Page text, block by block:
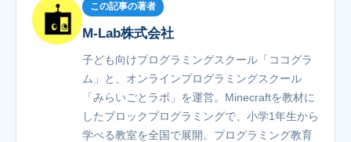
この記事の著者
M-Lab株式会社
子ども向けプログラミングスクール「ココグラ
ム」と、オンラインプログラミングスクール
「みらいごとラボ」を運営。Minecraftを教材に
したブロックプログラミングで、小学1年生から
学べる教室を全国で展開。プログラミング教育